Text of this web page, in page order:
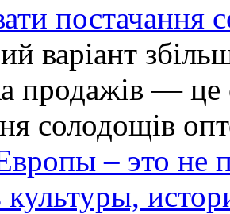
постачання
– это не
культуры,